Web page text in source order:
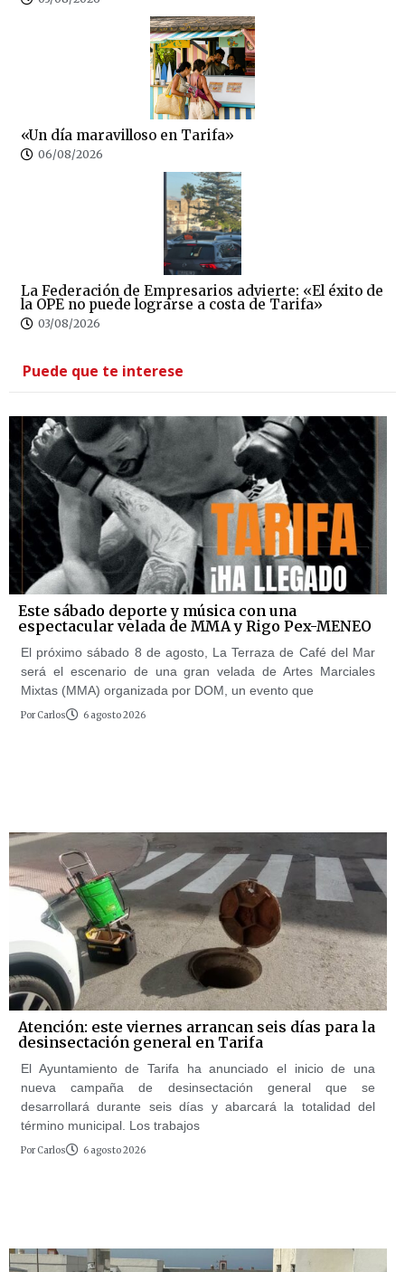
«Un día maravilloso en Tarifa»
06/08/2026
La Federación de Empresarios advierte: «El éxito de
la OPE no puede lograrse a costa de Tarifa»
03/08/2026
Puede que te interese
Este sábado deporte y música con una
espectacular velada de MMA y Rigo Pex-MENEO
El próximo sábado 8 de agosto, La Terraza de Café del Mar
será el escenario de una gran velada de Artes Marciales
Mixtas (MMA) organizada por DOM, un evento que
Por Carlos 6 agosto 2026
Atención: este viernes arrancan seis días para la
desinsectación general en Tarifa
El Ayuntamiento de Tarifa ha anunciado el inicio de una
nueva campaña de desinsectación general que se
desarrollará durante seis días y abarcará la totalidad del
término municipal. Los trabajos
Por Carlos 6 agosto 2026